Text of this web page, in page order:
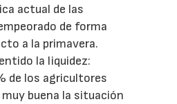
actual de las
de forma
a la primavera.
la liquidez:
de los agricultores
buena la situación